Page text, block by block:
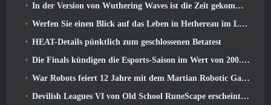
In der Version von Wuthering Waves ist die Zeit gekommen, Aemeath zu retten 3.3 Aktualisieren
Werfen Sie einen Blick auf das Leben in Hethereau im Launch-Gameplay-Vorschauvideo von Neverness To Everness
HEAT-Details pünktlich zum geschlossenen Betatest
Die Finals kündigen die Esports-Saison im Wert von 200.000 US-Dollar an
War Robots feiert 12 Jahre mit dem Martian Robotic Games Event
Devilish Leagues VI von Old School RuneScape erscheint heute